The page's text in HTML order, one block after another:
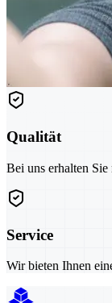
Qualität
Bei uns erhalten Sie
Service
Wir bieten Ihnen